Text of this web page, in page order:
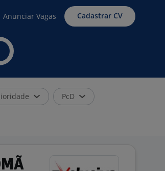
Anunciar Vagas Cadastrar CV
PcD